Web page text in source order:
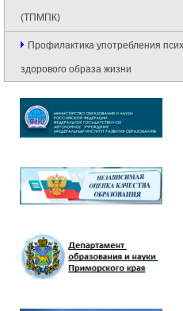
(ТПМПК)
Профилактика употребления
здорового образа жизни